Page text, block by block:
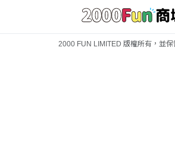
2000 FUN LIMITED 版權所有，並保